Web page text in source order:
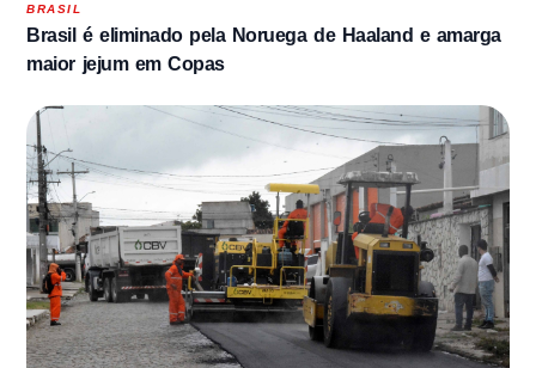
BRASIL
Brasil é eliminado pela Noruega de Haaland e amarga
maior jejum em Copas